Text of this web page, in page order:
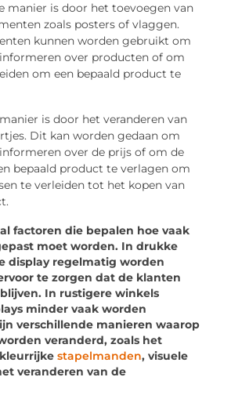
manier is door het toevoegen van
zoals posters of vlaggen.
kunnen worden gebruikt om
over producten of om
om een bepaald product te
is door het veranderen van
Dit kan worden gedaan om
over de prijs of om de
bepaald product te verlagen om
te verleiden tot het kopen van
factoren die bepalen hoe vaak
moet worden. In drukke
display regelmatig worden
te zorgen dat de klanten
In rustigere winkels
minder vaak worden
verschillende manieren waarop
veranderd, zoals het
kleurrijkestapelmanden, visuele
veranderen van de